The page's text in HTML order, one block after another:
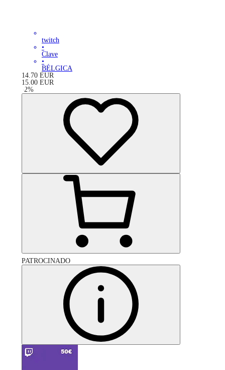
twitch
•
Clave
•
BÉLGICA
14.70 EUR
15.00 EUR
-2%
PATROCINADO